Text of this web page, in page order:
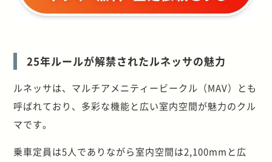
25年ルールが解禁されたルネッサの魅力
ルネッサは、マルチアメニティービークル（MAV）とも
呼ばれており、多彩な機能と広い室内空間が魅力のクル
マです。
乗車定員は5人でありながら室内空間は2,100mmと広